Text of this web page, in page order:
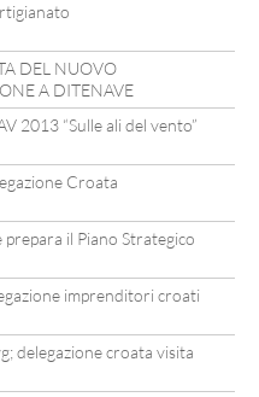
DEL NUOVO
A DITENAVE
2013 “Sulle ali del vento”
Croata
il Piano Strategico
imprenditori croati
delegazione croata visita